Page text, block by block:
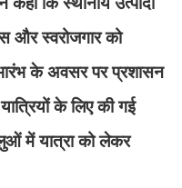
और स्वरोजगार को
के अवसर पर प्रशासन
के लिए की गई
में यात्रा को लेकर